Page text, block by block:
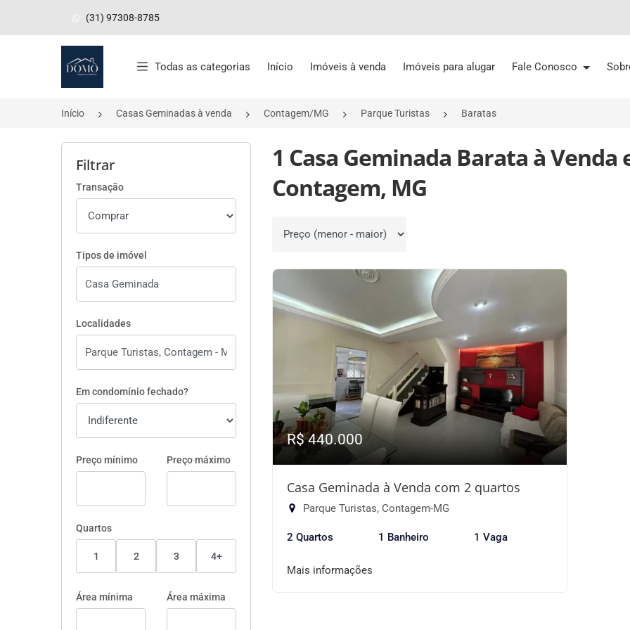
(31) 97308-8785
Página inicial
Todas as categorias Início Imóveis à venda Imóveis para alugar Fale Conosco
Início Casas Geminadas à venda Contagem/MG Parque Turistas Baratas
Filtrar
Transação
Tipos de imóvel
Localidades
Em condomínio fechado?
Preço mínimo Preço máximo
Quartos
1 2 3 4+
Área mínima Área máxima
1 Casa Geminada Barata à
Contagem, MG
Ordenar por
R$ 440.000
Casa Geminada à Venda com 2 quartos
Parque Turistas, Contagem-MG
2 Quartos 1 Banheiro 1 Vaga
Mais informações